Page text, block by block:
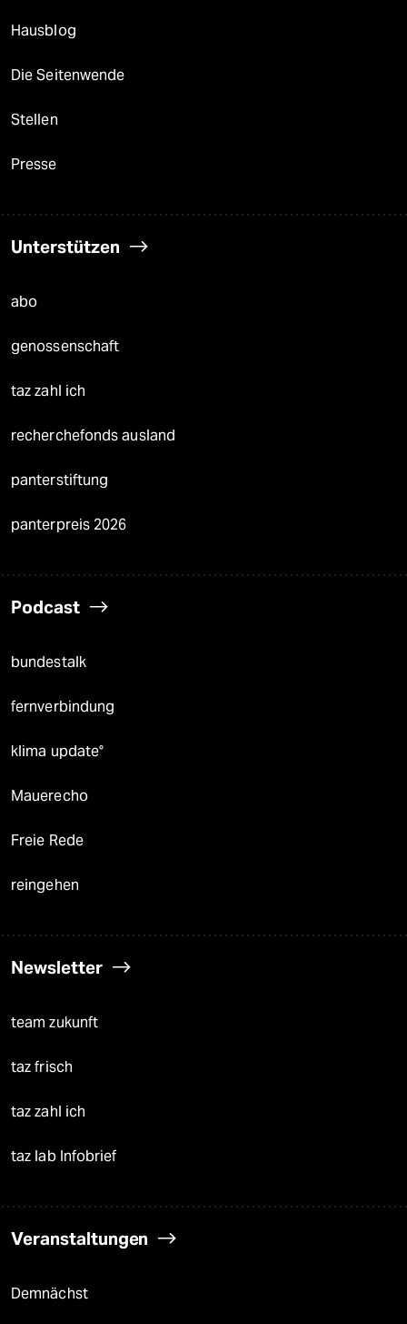
Hausblog
Die Seitenwende
Stellen
Presse
Unterstützen
abo
genossenschaft
taz zahl ich
recherchefonds ausland
panterstiftung
panterpreis 2026
Podcast
bundestalk
fernverbindung
klima update°
Mauerecho
Freie Rede
reingehen
Newsletter
team zukunft
taz frisch
taz zahl ich
taz lab Infobrief
Veranstaltungen
Demnächst